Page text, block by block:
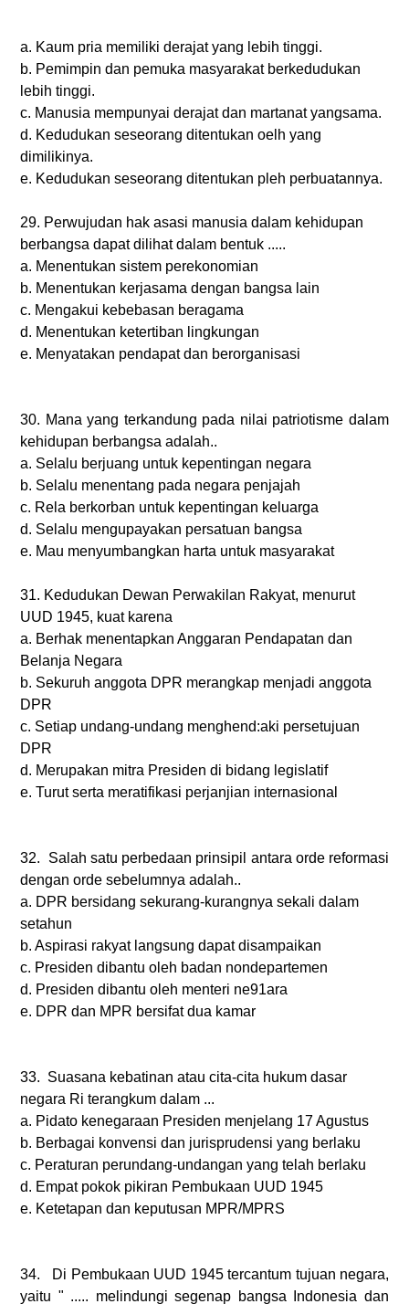
a. Kaum pria memiliki derajat yang lebih tinggi.
b. Pemimpin dan pemuka masyarakat berkedudukan
lebih tinggi.
c. Manusia mempunyai derajat dan martanat yangsama.
d. Kedudukan seseorang ditentukan oelh yang
dimilikinya.
e. Kedudukan seseorang ditentukan pleh perbuatannya.
29. Perwujudan hak asasi manusia dalam kehidupan
berbangsa dapat dilihat dalam bentuk .....
a. Menentukan sistem perekonomian
b. Menentukan kerjasama dengan bangsa lain
c. Mengakui kebebasan beragama
d. Menentukan ketertiban lingkungan
e. Menyatakan pendapat dan berorganisasi
30. Mana yang terkandung pada nilai patriotisme dalam
kehidupan berbangsa adalah..
a. Selalu berjuang untuk kepentingan negara
b. Selalu menentang pada negara penjajah
c. Rela berkorban untuk kepentingan keluarga
d. Selalu mengupayakan persatuan bangsa
e. Mau menyumbangkan harta untuk masyarakat
31. Kedudukan Dewan Perwakilan Rakyat, menurut
UUD 1945, kuat karena
a. Berhak menentapkan Anggaran Pendapatan dan
Belanja Negara
b. Sekuruh anggota DPR merangkap menjadi anggota
DPR
c. Setiap undang-undang menghend:aki persetujuan
DPR
d. Merupakan mitra Presiden di bidang legislatif
e. Turut serta meratifikasi perjanjian internasional
32.
Salah satu perbedaan prinsipil antara orde reformasi
dengan orde sebelumnya adalah..
a. DPR bersidang sekurang-kurangnya sekali dalam
setahun
b. Aspirasi rakyat langsung dapat disampaikan
c. Presiden dibantu oleh badan nondepartemen
d. Presiden dibantu oleh menteri ne91ara
e. DPR dan MPR bersifat dua kamar
33. Suasana kebatinan atau cita-cita hukum dasar
negara Ri terangkum dalam ...
a. Pidato kenegaraan Presiden menjelang 17 Agustus
b. Berbagai konvensi dan jurisprudensi yang berlaku
c. Peraturan perundang-undangan yang telah berlaku
d. Empat pokok pikiran Pembukaan UUD 1945
e. Ketetapan dan keputusan MPR/MPRS
34. Di Pembukaan UUD 1945 tercantum tujuan negara,
yaitu " ..... melindungi segenap bangsa Indonesia dan